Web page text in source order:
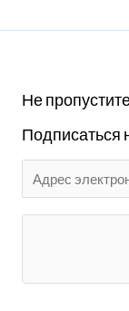
Не
Подписаться